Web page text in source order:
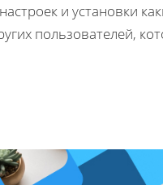
и установки
пользователей,